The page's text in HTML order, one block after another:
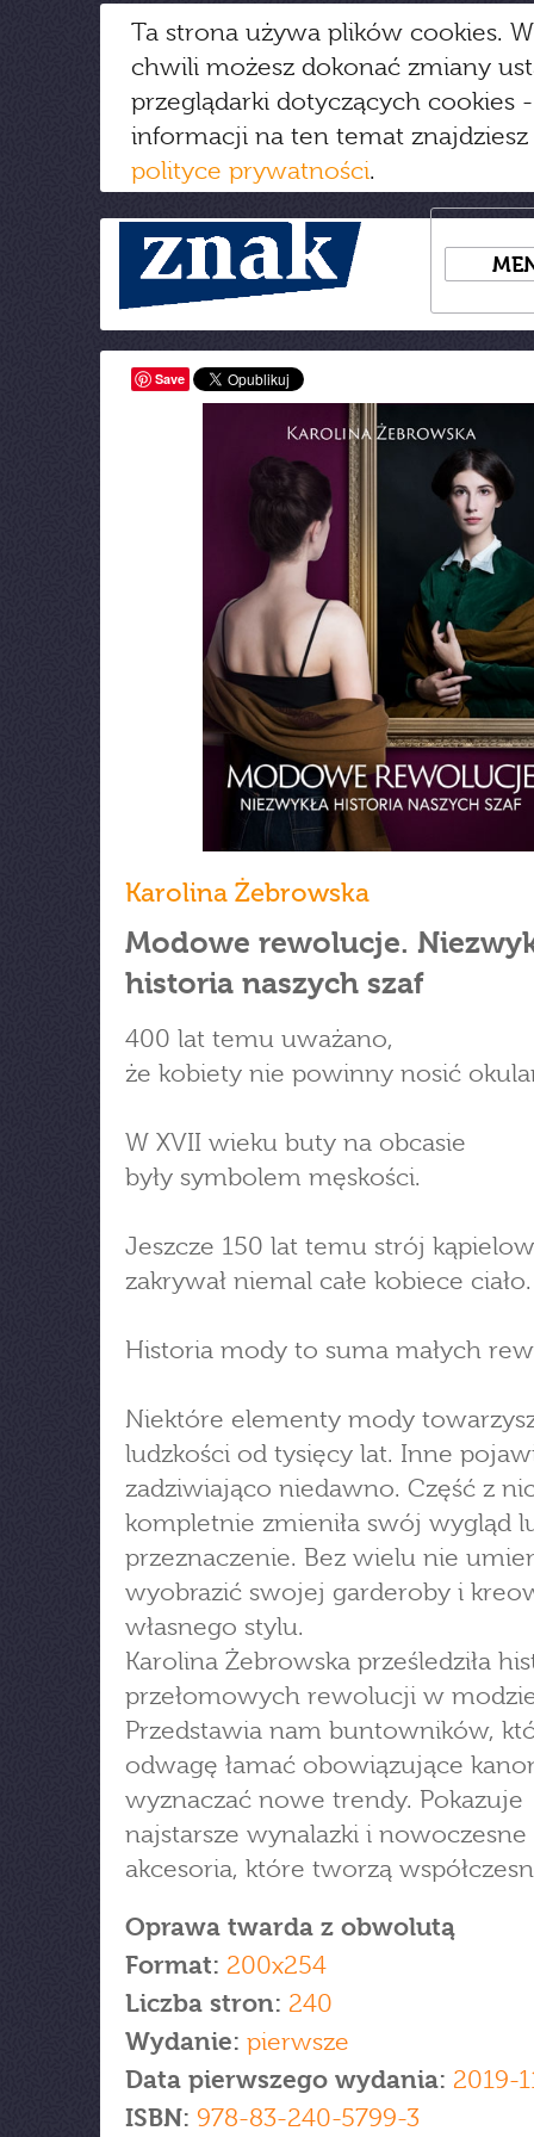
Ta strona używa plików cookies.
chwili możesz dokonać zmiany
przeglądarki dotyczących cookies
informacji na ten temat
polityce prywatności.
Save
Karolina Żebrowska
Modowe rewolucje.
historia naszych szaf
400 lat temu uważano,
że kobiety nie powinny nosić
W XVII wieku buty na obcasie
były symbolem męskości.
Jeszcze 150 lat temu strój
zakrywał niemal całe kobiece ciało.
Historia mody to suma małych
Niektóre elementy mody
ludzkości od tysięcy lat. Inne
zadziwiająco niedawno. Część z
kompletnie zmieniła swój wygląd
przeznaczenie. Bez wielu nie
wyobrazić swojej garderoby i
własnego stylu.
Karolina Żebrowska prześledziła
przełomowych rewolucji w
Przedstawia nam buntowników,
odwagę łamać obowiązujące
wyznaczać nowe trendy. Pokazuje
najstarsze wynalazki i nowoczesne
akcesoria, które tworzą
Oprawa twarda z obwolutą
Format: 200x254
Liczba stron: 240
Wydanie: pierwsze
Data pierwszego wydania: 2019-
ISBN: 978-83-240-5799-3